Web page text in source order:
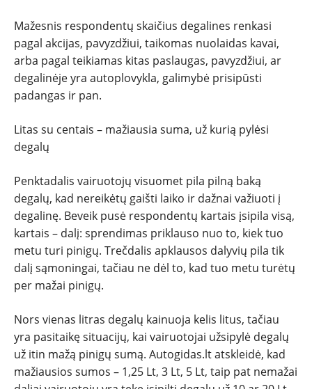
Mažesnis respondentų skaičius degalines renkasi
pagal akcijas, pavyzdžiui, taikomas nuolaidas kavai,
arba pagal teikiamas kitas paslaugas, pavyzdžiui, ar
degalinėje yra autoplovykla, galimybė prisipūsti
padangas ir pan.
Litas su centais – mažiausia suma, už kurią pylėsi
degalų
Penktadalis vairuotojų visuomet pila pilną baką
degalų, kad nereikėtų gaišti laiko ir dažnai važiuoti į
degalinę. Beveik pusė respondentų kartais įsipila visą,
kartais – dalį: sprendimas priklauso nuo to, kiek tuo
metu turi pinigų. Trečdalis apklausos dalyvių pila tik
dalį sąmoningai, tačiau ne dėl to, kad tuo metu turėtų
per mažai pinigų.
Nors vienas litras degalų kainuoja kelis litus, tačiau
yra pasitaikę situacijų, kai vairuotojai užsipylė degalų
už itin mažą pinigų sumą. Autogidas.lt atskleidė, kad
mažiausios sumos – 1,25 Lt, 3 Lt, 5 Lt, taip pat nemažai